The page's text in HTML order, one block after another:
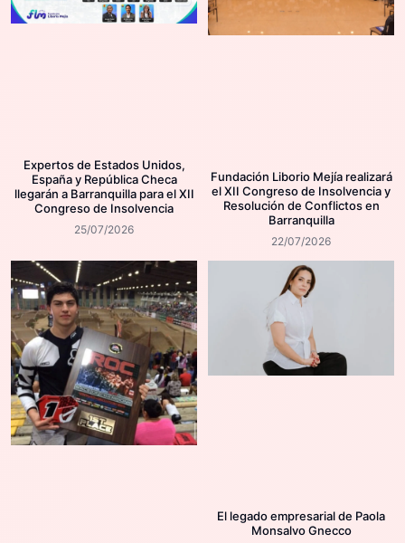
Expertos de Estados Unidos,
España y República Checa
llegarán a Barranquilla para el XII
Congreso de Insolvencia
25/07/2026
Fundación Liborio Mejía realizará
el XII Congreso de Insolvencia y
Resolución de Conflictos en
Barranquilla
22/07/2026
El legado empresarial de Paola
Monsalvo Gnecco